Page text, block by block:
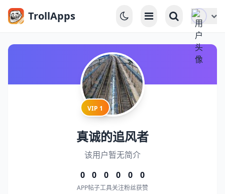
TrollApps
VIP 1
真诚的追风者
该用户暂无简介
0
APP
0
帖子
0
工具
0
关注
0
粉丝
0
获赞